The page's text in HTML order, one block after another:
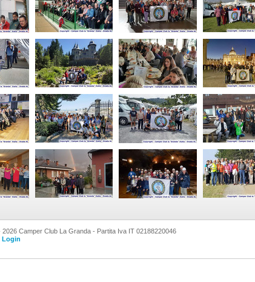
Camper Club La Granda - Partita Iva IT 02188220046
Login